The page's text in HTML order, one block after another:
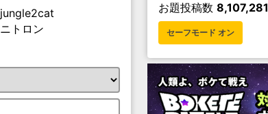
jungle2cat
ニトロン
お題投稿数 8,107,281
セーフモード オン